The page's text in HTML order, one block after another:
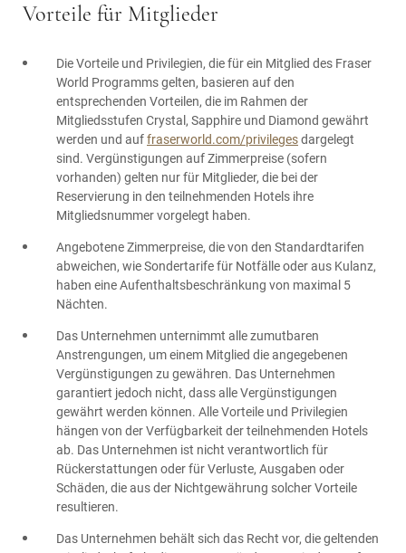
Vorteile für Mitglieder
Die Vorteile und Privilegien, die für ein Mitglied des Fraser
World Programms gelten, basieren auf den
entsprechenden Vorteilen, die im Rahmen der
Mitgliedsstufen Crystal, Sapphire und Diamond gewährt
werden und auffraserworld.com/privilegesdargelegt
sind. Vergünstigungen auf Zimmerpreise (sofern
vorhanden) gelten nur für Mitglieder, die bei der
Reservierung in den teilnehmenden Hotels ihre
Mitgliedsnummer vorgelegt haben.
Angebotene Zimmerpreise, die von den Standardtarifen
abweichen, wie Sondertarife für Notfälle oder aus Kulanz,
haben eine Aufenthaltsbeschränkung von maximal 5
Nächten.
Das Unternehmen unternimmt alle zumutbaren
Anstrengungen, um einem Mitglied die angegebenen
Vergünstigungen zu gewähren. Das Unternehmen
garantiert jedoch nicht, dass alle Vergünstigungen
gewährt werden können. Alle Vorteile und Privilegien
hängen von der Verfügbarkeit der teilnehmenden Hotels
ab. Das Unternehmen ist nicht verantwortlich für
Rückerstattungen oder für Verluste, Ausgaben oder
Schäden, die aus der Nichtgewährung solcher Vorteile
resultieren.
Das Unternehmen behält sich das Recht vor, die geltenden